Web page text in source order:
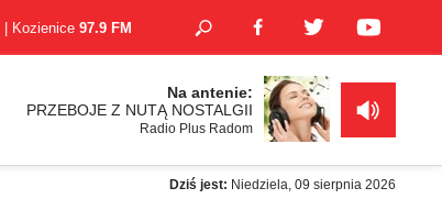
| Kozienice 97.9 FM
Na antenie:
PRZEBOJE Z NUTĄ NOSTALGII
Radio Plus Radom
Dziś jest: Niedziela, 09 sierpnia 2026